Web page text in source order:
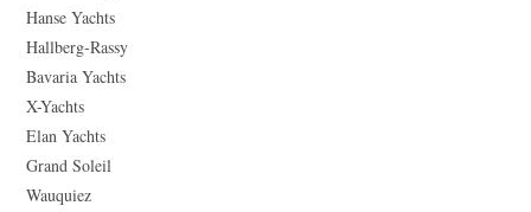
Hanse Yachts
Hallberg-Rassy
Bavaria Yachts
X-Yachts
Elan Yachts
Grand Soleil
Wauquiez